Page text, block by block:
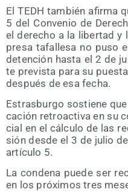
El TEDH tam­bién afir­ma
5 del Con­ve­nio de
el dere­cho a la liber­tad y
pre­sa tafa­lle­sa no puso
deten­ción has­ta el 2 de
te pre­vis­ta para su
des­pués de esa fecha.
Estras­bur­go sos­tie­ne
ca­ción retro­ac­ti­va en su
cial en el cálcu­lo de las
sión des­de el 3 de julio
artícu­lo 5.
La con­de­na pue­de ser
en los pró­xi­mos tres